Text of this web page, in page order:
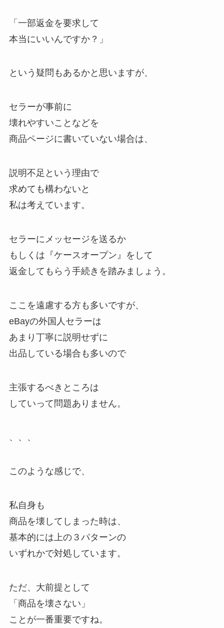
「一部返金を要求して
本当にいいんですか？」
という疑問もあるかと思いますが、
セラーが事前に
壊れやすいことなどを
商品ページに書いていない場合は、
説明不足という理由で
求めても構わないと
私は考えています。
セラーにメッセージを送るか
もしくは『ケースオープン』をして
返金してもらう手続きを踏みましょう。
ここを遠慮する方も多いですが、
eBayの外国人セラーは
あまり丁寧に説明せずに
出品している場合も多いので
主張するべきところは
していって問題ありません。
、、、
このような感じで、
私自身も
商品を壊してしまった時は、
基本的には上の３パターンの
いずれかで対処しています。
ただ、大前提として
「商品を壊さない」
ことが一番重要ですね。